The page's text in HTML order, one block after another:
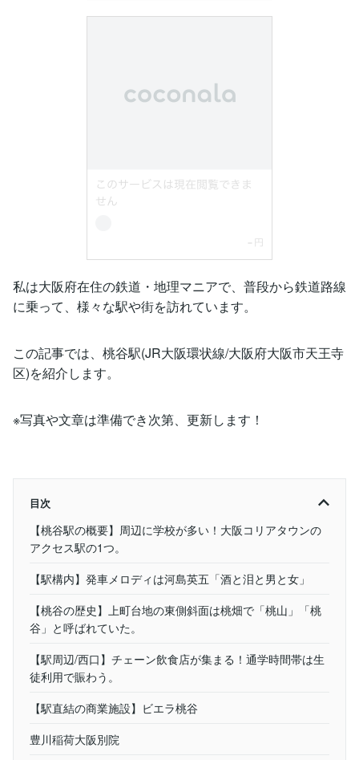
私は大阪府在住の鉄道・地理マニアで、普段から鉄道路線
に乗って、様々な駅や街を訪れています。
この記事では、桃谷駅(JR大阪環状線/大阪府大阪市天王寺
区)を紹介します。
※写真や文章は準備でき次第、更新します！
目次
【桃谷駅の概要】周辺に学校が多い！大阪コリアタウンの
アクセス駅の1つ。
【駅構内】発車メロディは河島英五「酒と泪と男と女」
【桃谷の歴史】上町台地の東側斜面は桃畑で「桃山」「桃
谷」と呼ばれていた。
【駅周辺/西口】チェーン飲食店が集まる！通学時間帯は生
徒利用で賑わう。
【駅直結の商業施設】ビエラ桃谷
豊川稲荷大阪別院